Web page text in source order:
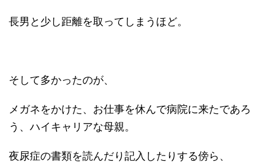
長男と少し距離を取ってしまうほど。
そして多かったのが、
メガネをかけた、お仕事を休んで病院に来たであろ
う、ハイキャリアな母親。
夜尿症の書類を読んだり記入したりする傍ら、